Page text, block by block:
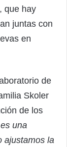
que hay
juntas con
en
de
Skoler
de los
una
ajustamos la